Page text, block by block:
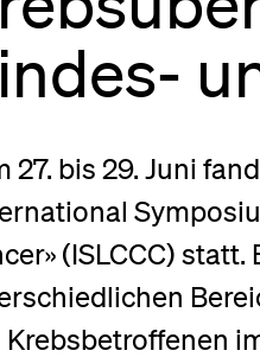
27. bis 29. Juni
(ISLCCC)
Krebsbetroffenen
Stellensuchende
Medien